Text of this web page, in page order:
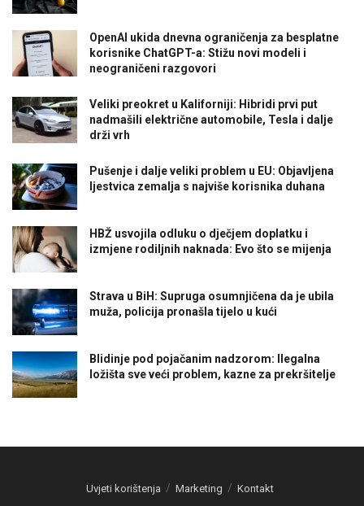
OpenAI ukida dnevna ograničenja za besplatne
korisnike ChatGPT-a: Stižu novi modeli i
neograničeni razgovori
Veliki preokret u Kaliforniji: Hibridi prvi put
nadmašili električne automobile, Tesla i dalje
drži vrh
Pušenje i dalje veliki problem u EU: Objavljena
ljestvica zemalja s najviše korisnika duhana
HBŽ usvojila odluku o dječjem doplatku i
izmjene rodiljnih naknada: Evo što se mijenja
Strava u BiH: Supruga osumnjičena da je ubila
muža, policija pronašla tijelo u kući
Blidinje pod pojačanim nadzorom: Ilegalna
ložišta sve veći problem, kazne za prekršitelje
Uvjeti korištenja Marketing Kontakt